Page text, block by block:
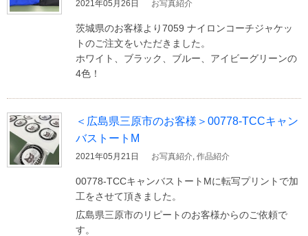
2021年05月26日 お写真紹介
茨城県のお客様より7059 ナイロンコーチジャケッ
トのご注文をいただきました。
ホワイト、ブラック、ブルー、アイビーグリーンの
4色！
＜広島県三原市のお客様＞00778-TCCキャン
バストートM
2021年05月21日 お写真紹介, 作品紹介
00778-TCCキャンバストートMに転写プリントで加
工をさせて頂きました。
広島県三原市のリピートのお客様からのご依頼で
す。